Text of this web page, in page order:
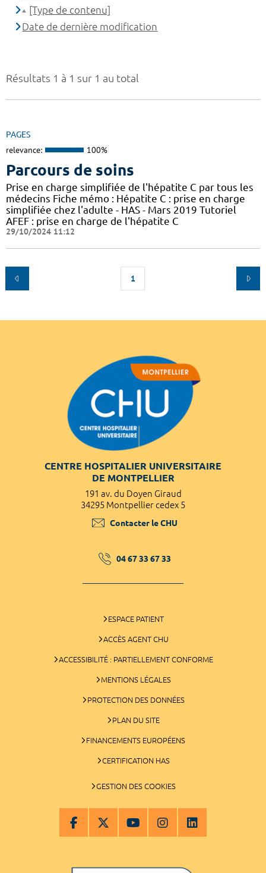
Résultats 1 à 1 sur 1 au total
PAGES
relevance: 100%
Parcours de soins
Prise en charge simplifiée de l'hépatite C par tous les
médecins Fiche mémo : Hépatite C : prise en charge
simplifiée chez l'adulte - HAS - Mars 2019 Tutoriel
AFEF : prise en charge de l'hépatite C
29/10/2024 11:12
1
[Type de contenu]
Date de dernière modification
CENTRE HOSPITALIER UNIVERSITAIRE
DE MONTPELLIER
191 av. du Doyen Giraud
34295 Montpellier cedex 5
Contacter le CHU
04 67 33 67 33
ESPACE PATIENT
ACCÈS AGENT CHU
ACCESSIBILITÉ : PARTIELLEMENT CONFORME
MENTIONS LÉGALES
PROTECTION DES DONNÉES
PLAN DU SITE
FINANCEMENTS EUROPÉENS
CERTIFICATION HAS
GESTION DES COOKIES